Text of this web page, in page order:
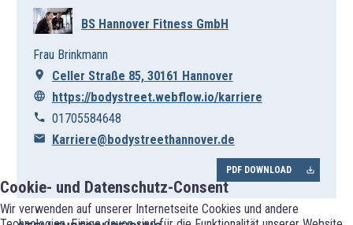
Cookie- und Datenschutz-Consent
Wir verwenden auf unserer Internetseite Cookies und andere
BS Hannover Fitness GmbH
Frau Brinkmann
Celler Straße 85, 30161 Hannover
https://bodystreet.webflow.io/karriere
01705584648
Karriere@bodystreethannover.de
PDF DOWNLOAD